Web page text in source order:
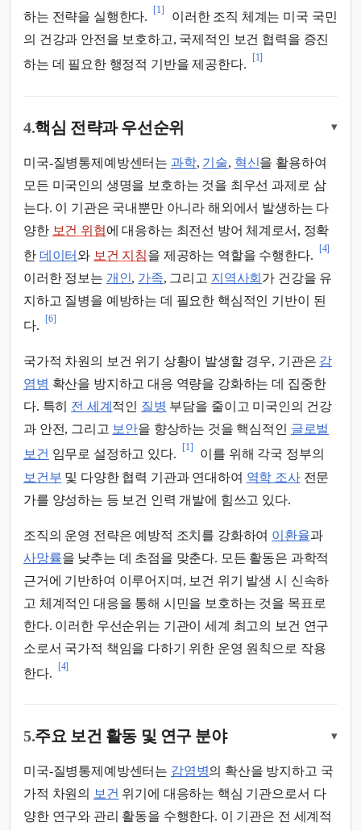
하는 전략을 실행한다.
[1]
이러한 조직 체계는 미국 국민
의 건강과 안전을 보호하고, 국제적인 보건 협력을 증진
하는 데 필요한 행정적 기반을 제공한다.
[1]
4.핵심 전략과 우선순위 ▾
미국-질병통제예방센터는 과학, 기술, 혁신을 활용하여
모든 미국인의 생명을 보호하는 것을 최우선 과제로 삼
는다. 이 기관은 국내뿐만 아니라 해외에서 발생하는 다
양한 보건 위협에 대응하는 최전선 방어 체계로서, 정확
한 데이터 와 보건 지침을 제공하는 역할을 수행한다.
[4]
이러한 정보는 개인, 가족, 그리고 지역사회 가 건강을 유
지하고 질병을 예방하는 데 필요한 핵심적인 기반이 된
다.
[6]
국가적 차원의 보건 위기 상황이 발생할 경우, 기관은 감
염병 확산을 방지하고 대응 역량을 강화하는 데 집중한
다. 특히 전 세계 적인 질병 부담을 줄이고 미국인의 건강
과 안전, 그리고 보안을 향상하는 것을 핵심적인 글로벌
보건 임무로 설정하고 있다.
[1]
이를 위해 각국 정부의
보건부 및 다양한 협력 기관과 연대하여 역학 조사전문
가를 양성하는 등 보건 인력 개발에 힘쓰고 있다.
조직의 운영 전략은 예방적 조치를 강화하여 이환율과
사망률을 낮추는 데 초점을 맞춘다. 모든 활동은 과학적
근거에 기반하여 이루어지며, 보건 위기 발생 시 신속하
고 체계적인 대응을 통해 시민을 보호하는 것을 목표로
한다. 이러한 우선순위는 기관이 세계 최고의 보건 연구
소로서 국가적 책임을 다하기 위한 운영 원칙으로 작용
한다.
[4]
5.주요 보건 활동 및 연구 분야 ▾
미국-질병통제예방센터는 감염병의 확산을 방지하고 국
가적 차원의
보건 위기에 대응하는 핵심 기관으로서 다
양한 연구와 관리 활동을 수행한다. 이 기관은 전 세계적